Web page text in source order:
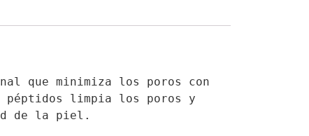
que minimiza los poros con
limpia los poros y
de la piel.